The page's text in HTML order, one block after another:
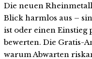
Die neuen
Blick harmlos aus –
ist oder einen Einstieg
bewerten. Die Gratis-
warum Abwarten